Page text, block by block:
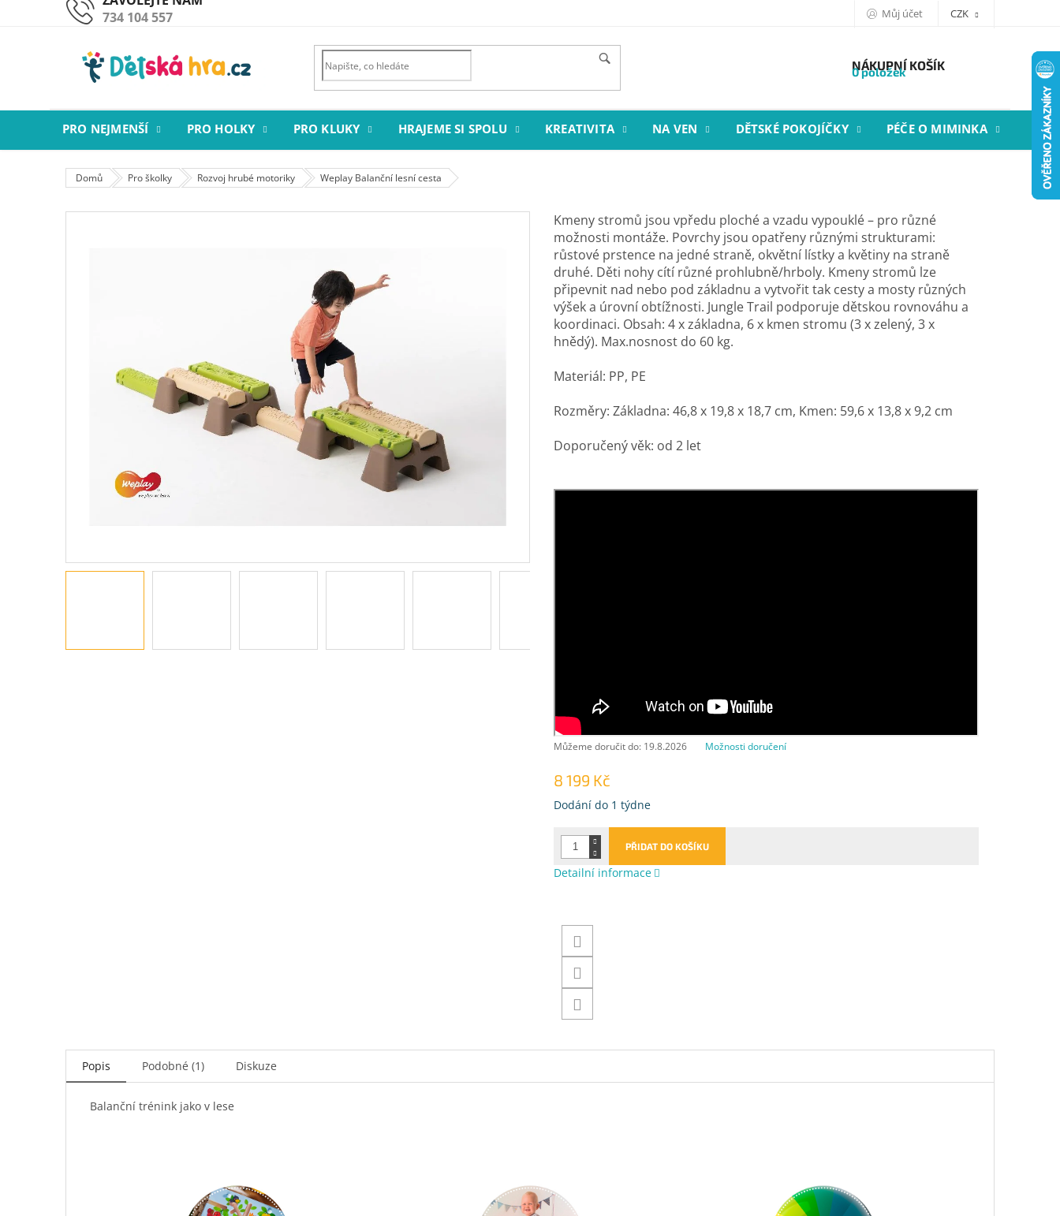
734 104 557 Můj účet CZK
NÁKUPNÍ KOŠÍK
0 položek
PRO NEJMENŠÍ PRO HOLKY PRO KLUKY HRAJEME SI SPOLU KREATIVITA NA VEN DĚTSKÉ POKOJÍČKY PÉČE O MIMINKA
Domů Pro školky Rozvoj hrubé motoriky Weplay Balanční lesní cesta
8 199 Kč
Měrná
Dodání do 1 týdne
Můžeme doručit do: 19.8.2026 Možnosti doručení
PŘIDAT DO KOŠÍKU
Kmeny stromů jsou vpředu ploché a vzadu vypouklé – pro různé
možnosti montáže. Povrchy jsou opatřeny různými strukturami:
růstové prstence na jedné straně, okvětní lístky a květiny na straně
druhé. Děti nohy cítí různé prohlubně/hrboly. Kmeny stromů lze
připevnit nad nebo pod základnu a vytvořit tak cesty a mosty různých
výšek a úrovní obtížnosti. Jungle Trail podporuje dětskou rovnováhu a
koordinaci. Obsah: 4 x základna, 6 x kmen stromu (3 x zelený, 3 x
hnědý). Max.nosnost do 60 kg.
Materiál: PP, PE
Rozměry: Základna: 46,8 x 19,8 x 18,7 cm, Kmen: 59,6 x 13,8 x 9,2 cm
Doporučený věk: od 2 let
Detailní informace
Popis Podobné (1) Diskuze
Balanční trénink jako v lese